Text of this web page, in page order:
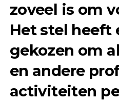
zoveel is om
Het stel heeft
gekozen om
en andere
activiteiten